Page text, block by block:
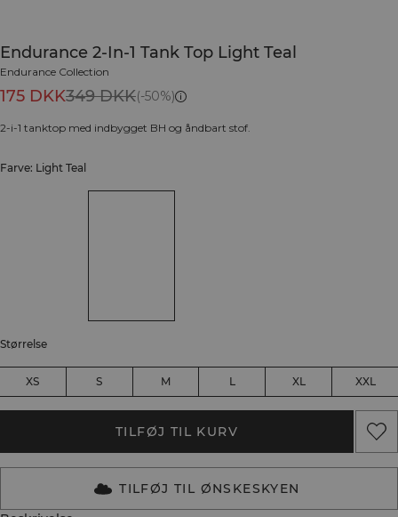
Endurance 2-In-1 Tank Top Light Teal
Endurance Collection
175 DKK349 DKK(-50%)
2-i-1 tanktop med indbygget BH og åndbart stof.
Farve: Light Teal
Størrelse
XS S M L XL XXL
TILFØJ TIL KURV
TILFØJ TIL ØNSKESKYEN